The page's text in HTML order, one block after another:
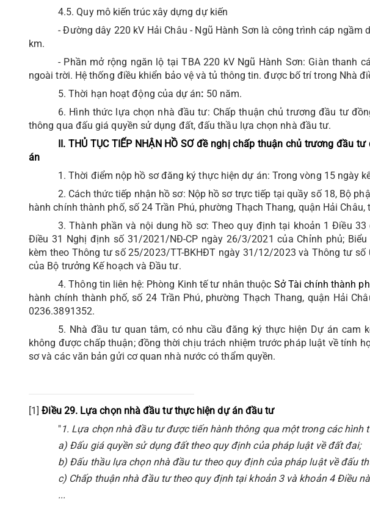
4.5. Quy mô kiến trúc xây dựng dự kiến
- Đường dây 220 kV Hải Châu - Ngũ Hành Sơn là công trình cáp ngầm
km.
- Phần mở rộng ngăn lộ tại TBA 220 kV Ngũ Hành Sơn: Giàn thanh
ngoài trời. Hệ thống điều khiển bảo vệ và tủ thông tin. được bố trí trong Nhà
5. Thời hạn hoạt động của dự án: 50 năm.
6. Hình thức lựa chọn nhà đầu tư: Chấp thuận chủ trương đầu tư
thông qua đấu giá quyền sử dụng đất, đấu thầu lựa chọn nhà đầu tư.
II. THỦ TỤC TIẾP NHẬN HỒ SƠ đề nghị chấp thuận chủ trương đầu
án
1. Thời điểm nộp hồ sơ đăng ký thực hiện dự án: Trong vòng 15 ngày
2. Cách thức tiếp nhận hồ sơ: Nộp hồ sơ trực tiếp tại quầy số 18, Bộ
hành chính thành phố, số 24 Trần Phú, phường Thạch Thang, quận Hải Châu,
3. Thành phần và nội dung hồ sơ: Theoquy định tại khoản 1 Điều
Điều 31 Nghị định số 31/2021/NĐ-CP ngày 26/3/2021 của Chỉnh phủ;
kèm theo Thông tư số 25/2023/TT-BKHĐT ngày 31/12/2023 và Thông tư
của Bộ trưởng Kế hoạch và Đầu tư.
4. Thông tin liên hệ: Phòng Kinh tế tư nhân thuộc Sở Tài chính thành
hành chính thành phố, số 24 Trần Phú, phường Thạch Thang, quận Hải
0236.3891352.
5. Nhà đầu tư quan tâm, có nhu cầu đăng ký thực hiện Dự án cam
không được chấp thuận; đồng thời chịu trách nhiệm trước pháp luật về tính
sơ và các văn bản gửi cơ quan nhà nước có thẩm quyền.
[1] Điều 29. Lựa chọn nhà đầu tư thực hiện dự án đầu tư
"1. Lựa chọn nhà đầu tư được tiến hành thông qua một trong các hình
a) Đấu giá quyền sử dụng đất theo quy định của pháp luật về đất đai;
b) Đấu thầu lựa chọn nhà đầu tư theo quy định của pháp luật về đấu
c) Chấp thuận nhà đầu tư theo quy định tại khoản 3 và khoản 4 Điều
...